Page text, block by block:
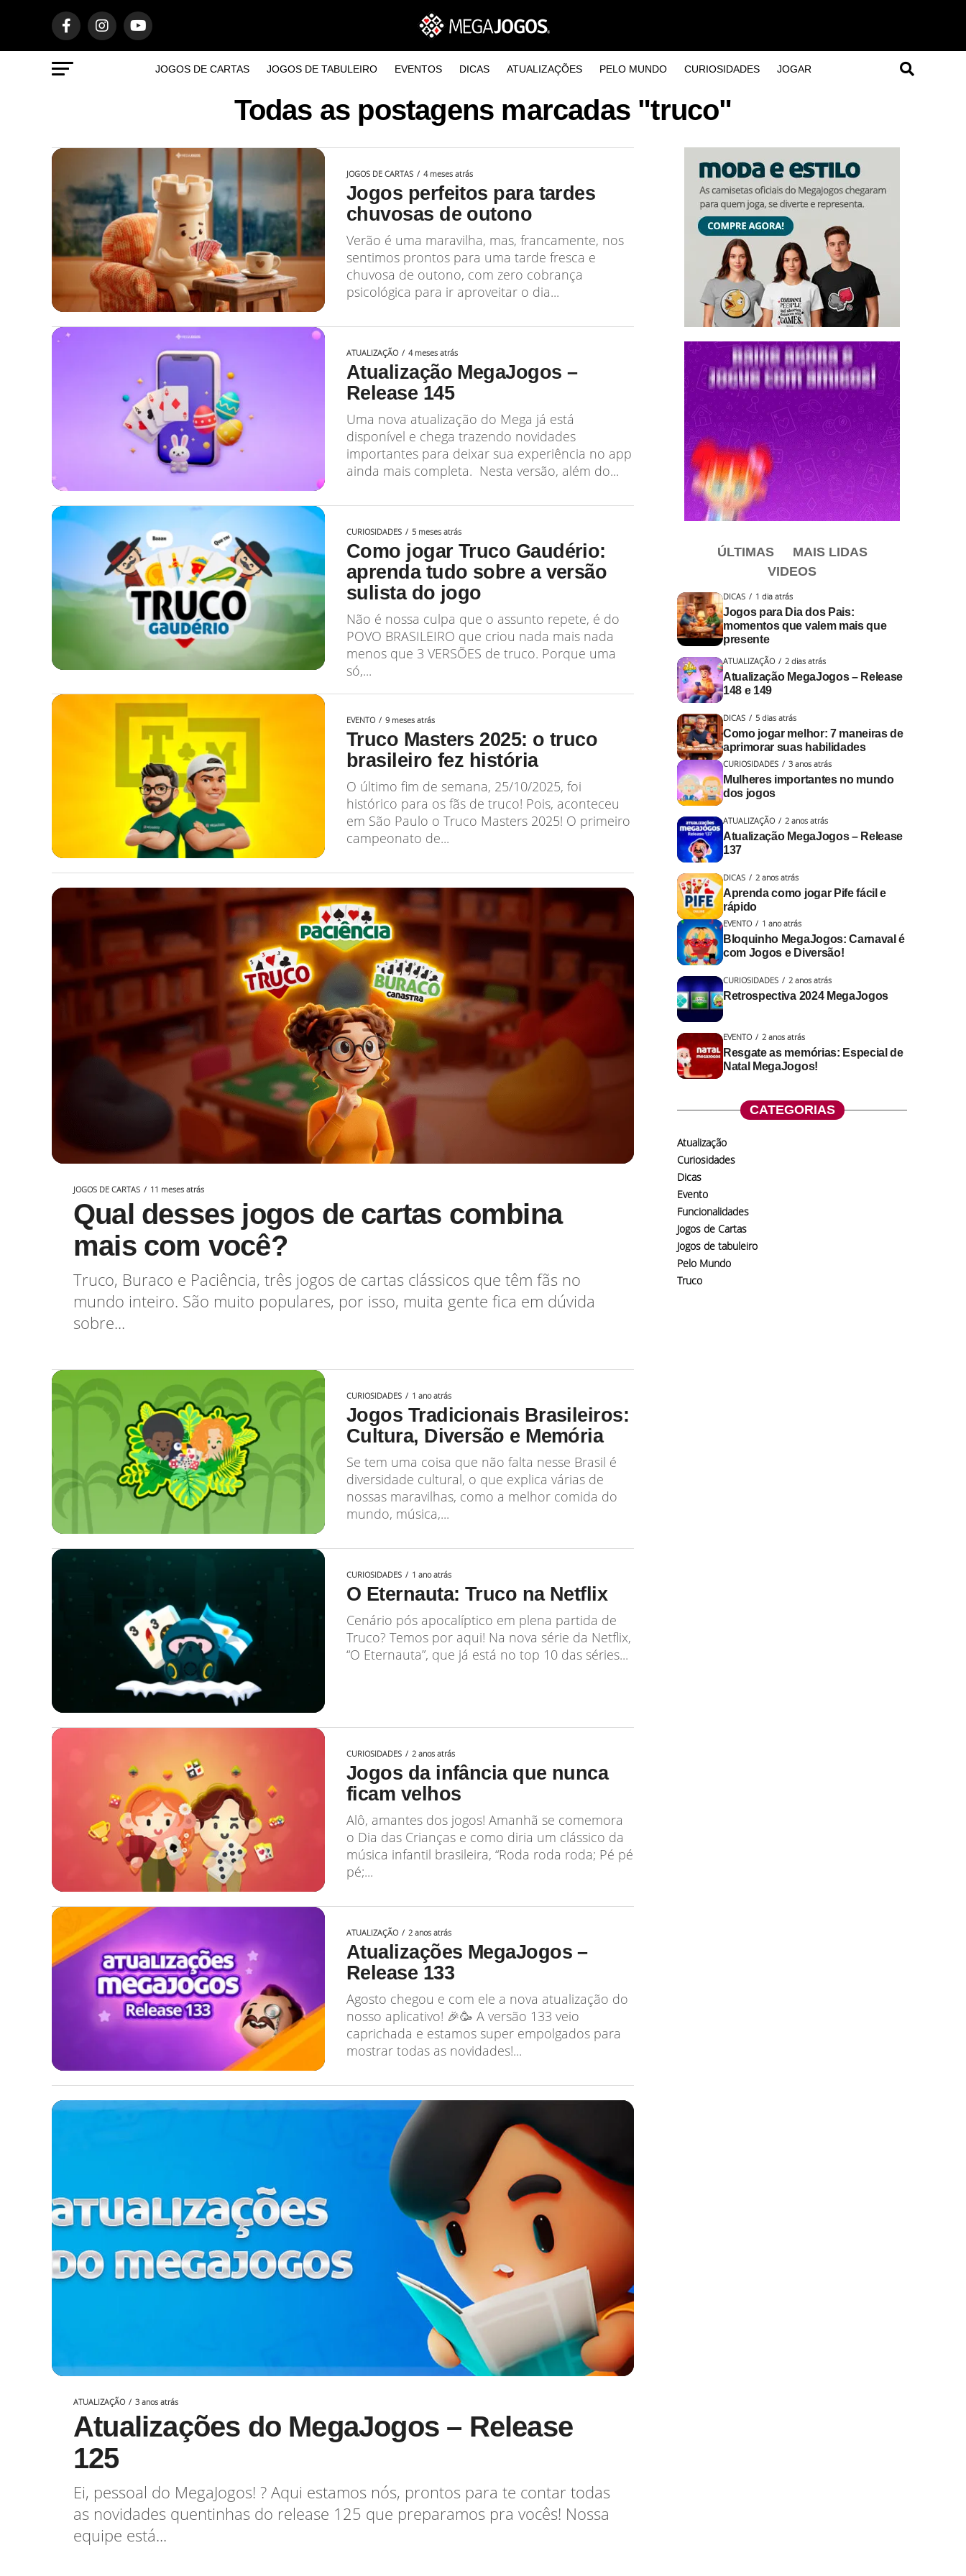
JOGOS DE CARTAS JOGOS DE TABULEIRO EVENTOS DICAS ATUALIZAÇÕES PELO MUNDO CURIOSIDADES JOGAR
Todas as postagens marcadas "truco"
JOGOS DE CARTAS 4 meses atrás
Jogos perfeitos para tardes
chuvosas de outono
Verão é uma maravilha, mas, francamente, nos
sentimos prontos para uma tarde fresca e
chuvosa de outono, com zero cobrança
psicológica para ir aproveitar o dia...
ATUALIZAÇÃO 4 meses atrás
Atualização MegaJogos –
Release 145
Uma nova atualização do Mega já está
disponível e chega trazendo novidades
importantes para deixar sua experiência no app
ainda mais completa. Nesta versão, além do...
CURIOSIDADES 5 meses atrás
Como jogar Truco Gaudério:
aprenda tudo sobre a versão
sulista do jogo
Não é nossa culpa que o assunto repete, é do
POVO BRASILEIRO que criou nada mais nada
menos que 3 VERSÕES de truco. Porque uma
só,...
EVENTO 9 meses atrás
Truco Masters 2025: o truco
brasileiro fez história
O último fim de semana, 25/10/2025, foi
histórico para os fãs de truco! Pois, aconteceu
em São Paulo o Truco Masters 2025! O primeiro
campeonato de...
JOGOS DE CARTAS 11 meses atrás
Qual desses jogos de cartas combina
mais com você?
Truco, Buraco e Paciência, três jogos de cartas clássicos que têm fãs no
mundo inteiro. São muito populares, por isso, muita gente fica em dúvida
sobre...
CURIOSIDADES 1 ano atrás
Jogos Tradicionais Brasileiros:
Cultura, Diversão e Memória
Se tem uma coisa que não falta nesse Brasil é
diversidade cultural, o que explica várias de
nossas maravilhas, como a melhor comida do
mundo, música,...
CURIOSIDADES 1 ano atrás
O Eternauta: Truco na Netflix
Cenário pós apocalíptico em plena partida de
Truco? Temos por aqui! Na nova série da Netflix,
“O Eternauta”, que já está no top 10 das séries...
CURIOSIDADES 2 anos atrás
Jogos da infância que nunca
ficam velhos
Alô, amantes dos jogos! Amanhã se comemora
o Dia das Crianças e como diria um clássico da
música infantil brasileira, “Roda roda roda; Pé pé
pé;...
ATUALIZAÇÃO 2 anos atrás
Atualizações MegaJogos –
Release 133
Agosto chegou e com ele a nova atualização do
nosso aplicativo! 🎉🥳 A versão 133 veio
caprichada e estamos super empolgados para
mostrar todas as novidades!...
ATUALIZAÇÃO 3 anos atrás
Atualizações do MegaJogos – Release
125
Ei, pessoal do MegaJogos! ? Aqui estamos nós, prontos para te contar todas
as novidades quentinhas do release 125 que preparamos pra vocês! Nossa
equipe está...
ÚLTIMAS
MAIS LIDAS
VIDEOS
DICAS 1 dia atrás
Jogos para Dia dos Pais:
momentos que valem mais que
presente
ATUALIZAÇÃO 2 dias atrás
Atualização MegaJogos – Release
148 e 149
DICAS 5 dias atrás
Como jogar melhor: 7 maneiras de
aprimorar suas habilidades
CURIOSIDADES 3 anos atrás
Mulheres importantes no mundo
dos jogos
ATUALIZAÇÃO 2 anos atrás
Atualização MegaJogos – Release
137
DICAS 2 anos atrás
Aprenda como jogar Pife fácil e
rápido
EVENTO 1 ano atrás
Bloquinho MegaJogos: Carnaval é
com Jogos e Diversão!
CURIOSIDADES 2 anos atrás
Retrospectiva 2024 MegaJogos
EVENTO 2 anos atrás
Resgate as memórias: Especial de
Natal MegaJogos!
CATEGORIAS
Atualização
Curiosidades
Dicas
Evento
Funcionalidades
Jogos de Cartas
Jogos de tabuleiro
Pelo Mundo
Truco